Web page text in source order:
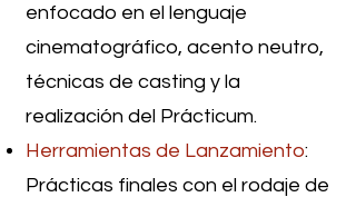
enfocado en el lenguaje
cinematográfico, acento neutro,
técnicas de casting y la
realización del Prácticum.
Herramientas de Lanzamiento:
Prácticas finales con el rodaje de